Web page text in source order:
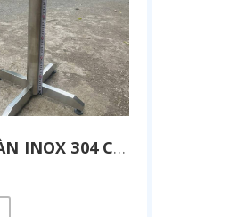
CHÂN BÀN INOX 304 CHỮ THẬP CI-X03